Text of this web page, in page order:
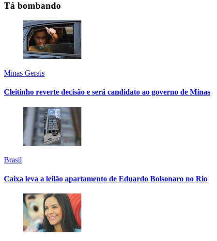
Tá bombando
Minas Gerais
Cleitinho reverte decisão e será candidato ao governo de Minas
Brasil
Caixa leva a leilão apartamento de Eduardo Bolsonaro no Rio